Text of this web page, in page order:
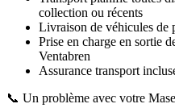
collection ou récents
Livraison de véhicules de
Prise en charge en sortie
Ventabren
Assurance transport
📞 Un problème avec votre